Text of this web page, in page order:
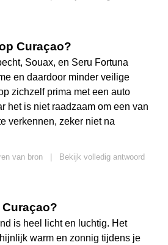
Curaçao?
Souax, en Seru Fortuna
en daardoor minder veilige
zichzelf prima met een auto
het is niet raadzaam om een van
verkennen, zeker niet na
van bron
Bekijk volledig antwoord
is heel licht en luchtig. Het
warm en zonnig tijdens je